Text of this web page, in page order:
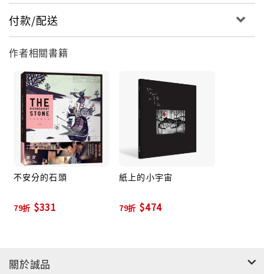
付款/配送
作者相關書籍
不安分的石頭
79折 $331
紙上的小宇宙
79折 $474
關於誠品